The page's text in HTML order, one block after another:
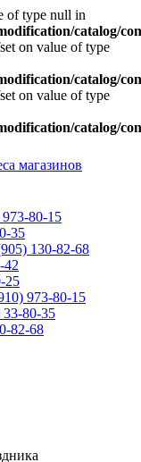
of type null in
catalog/
on value of type
catalog/
on value of type
catalog/
магазинов
80-15
35
130-82-68
42
25
973-80-15
80-35
82-68